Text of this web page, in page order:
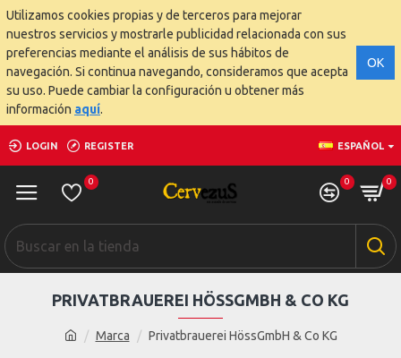
Utilizamos cookies propias y de terceros para mejorar
nuestros servicios y mostrarle publicidad relacionada con sus
preferencias mediante el análisis de sus hábitos de
navegación. Si continua navegando, consideramos que acepta
su uso. Puede cambiar la configuración u obtener más
información aquí.
OK
LOGIN REGISTER ESPAÑOL
0 0 0
Marca Privatbrauerei HössGmbH & Co KG
PRIVATBRAUEREI HÖSSGMBH & CO KG